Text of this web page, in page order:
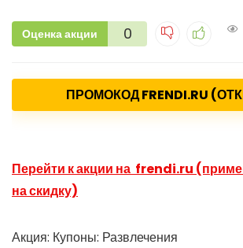
Оценка акции 0
ПРОМОКОД FRENDI.RU
Перейти к акции на frendi.ru
на скидку)
Акция: Купоны: Развлечения